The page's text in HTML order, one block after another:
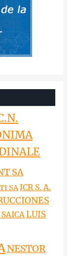
SA
SAJCR S. A.
SAICALUIS
NESTOR